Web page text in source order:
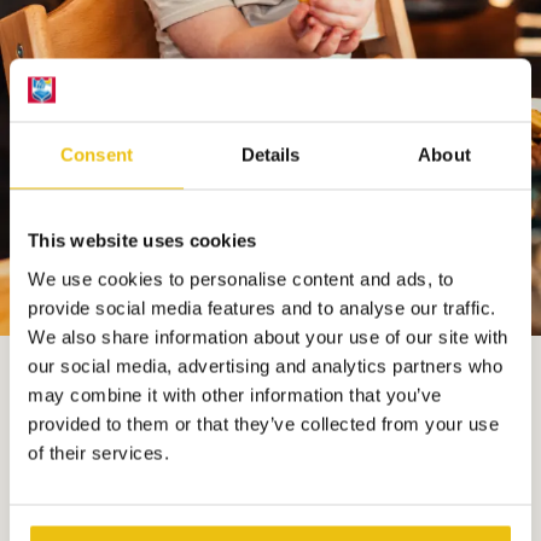
Consent Details About
This website uses cookies
We use cookies to personalise content and ads, to
provide social media features and to analyse our traffic.
We also share information about your use of our site with
our social media, advertising and analytics partners who
may combine it with other information that you’ve
provided to them or that they’ve collected from your use
of their services.